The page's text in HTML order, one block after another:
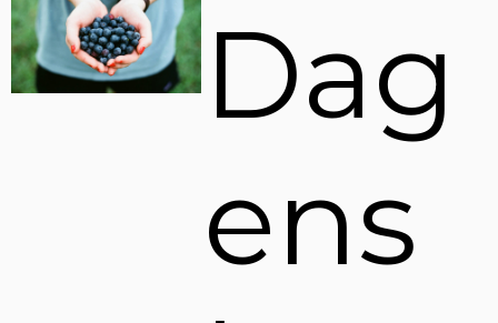
Dag
ens